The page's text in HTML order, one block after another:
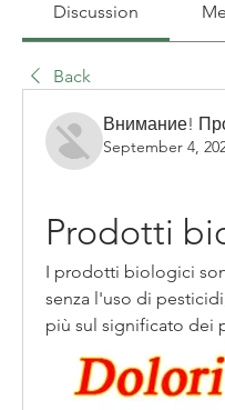
Discussion
Back
Внимание!
September 4,
Prodotti
I prodotti biologici
senza l'uso di
più sul significato dei